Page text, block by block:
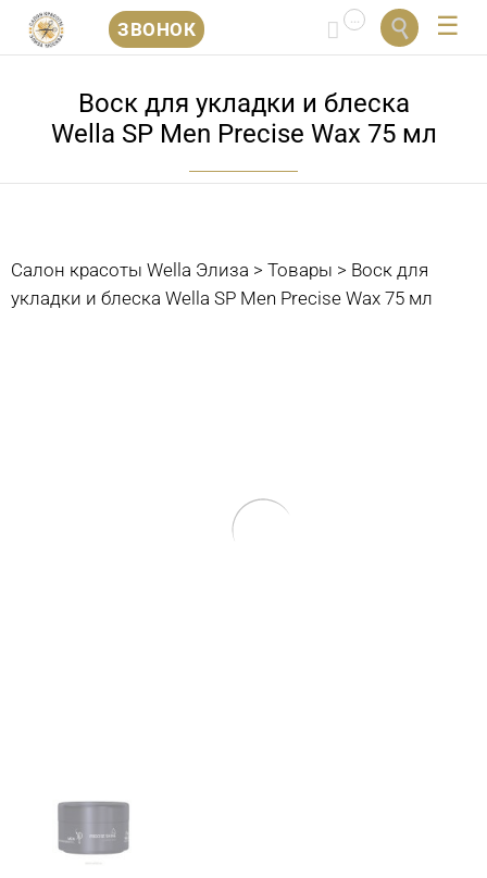
ЗВОНОК  
содержанию
Воск для укладки и блеска
Wella SP Men Precise Wax 75 мл
Салон красоты Wella Элиза > Товары > Воск для
укладки и блеска Wella SP Men Precise Wax 75 мл